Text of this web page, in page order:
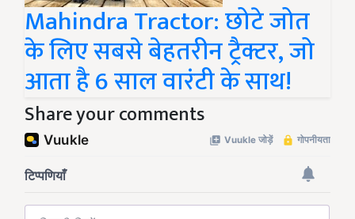
Mahindra Tractor: छोटे जोत
के लिए सबसे बेहतरीन ट्रैक्टर, जो
आता है 6 साल वारंटी के साथ!
Share your comments